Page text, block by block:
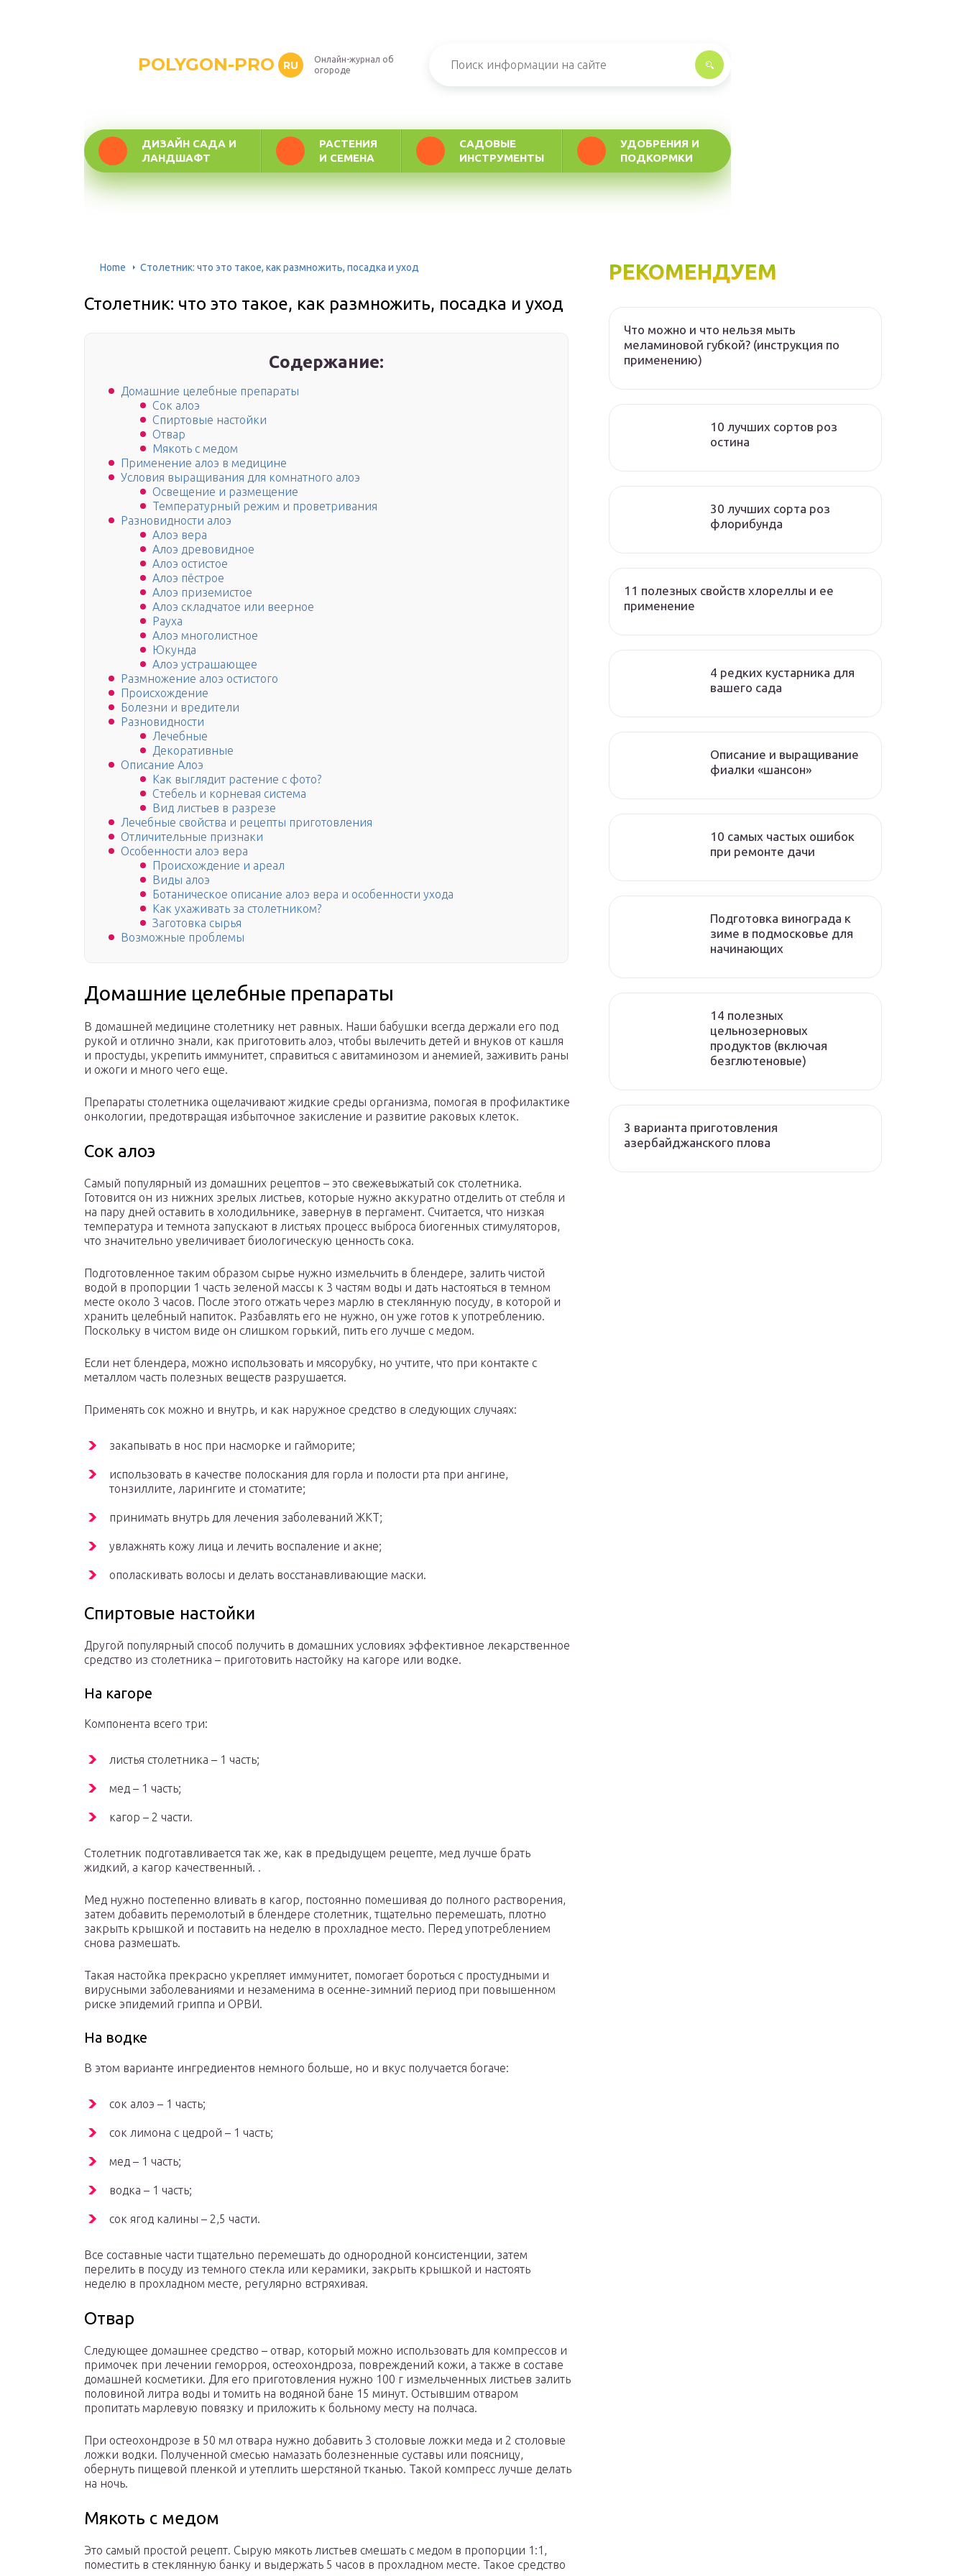
POLYGON-PRO RU
Онлайн-журнал об
огороде
ДИЗАЙН САДА И
ЛАНДШАФТ
РАСТЕНИЯ
И СЕМЕНА
САДОВЫЕ
ИНСТРУМЕНТЫ
УДОБРЕНИЯ И
ПОДКОРМКИ
Home Столетник: что это такое, как размножить, посадка и уход
Столетник: что это такое, как размножить, посадка и уход
Содержание:
Домашние целебные препараты
Сок алоэ
Спиртовые настойки
Отвар
Мякоть с медом
Применение алоэ в медицине
Условия выращивания для комнатного алоэ
Освещение и размещение
Температурный режим и проветривания
Разновидности алоэ
Алоэ вера
Алоэ древовидное
Алоэ остистое
Алоэ пёстрое
Алоэ приземистое
Алоэ складчатое или веерное
Рауха
Алоэ многолистное
Юкунда
Алоэ устрашающее
Размножение алоэ остистого
Происхождение
Болезни и вредители
Разновидности
Лечебные
Декоративные
Описание Алоэ
Как выглядит растение с фото?
Стебель и корневая система
Вид листьев в разрезе
Лечебные свойства и рецепты приготовления
Отличительные признаки
Особенности алоэ вера
Происхождение и ареал
Виды алоэ
Ботаническое описание алоэ вера и особенности ухода
Как ухаживать за столетником?
Заготовка сырья
Возможные проблемы
Домашние целебные препараты
В домашней медицине столетнику нет равных. Наши бабушки всегда держали его под
рукой и отлично знали, как приготовить алоэ, чтобы вылечить детей и внуков от кашля
и простуды, укрепить иммунитет, справиться с авитаминозом и анемией, заживить раны
и ожоги и много чего еще.
Препараты столетника ощелачивают жидкие среды организма, помогая в профилактике
онкологии, предотвращая избыточное закисление и развитие раковых клеток.
Сок алоэ
Самый популярный из домашних рецептов – это свежевыжатый сок столетника.
Готовится он из нижних зрелых листьев, которые нужно аккуратно отделить от стебля и
на пару дней оставить в холодильнике, завернув в пергамент. Считается, что низкая
температура и темнота запускают в листьях процесс выброса биогенных стимуляторов,
что значительно увеличивает биологическую ценность сока.
Подготовленное таким образом сырье нужно измельчить в блендере, залить чистой
водой в пропорции 1 часть зеленой массы к 3 частям воды и дать настояться в темном
месте около 3 часов. После этого отжать через марлю в стеклянную посуду, в которой и
хранить целебный напиток. Разбавлять его не нужно, он уже готов к употреблению.
Поскольку в чистом виде он слишком горький, пить его лучше с медом.
Если нет блендера, можно использовать и мясорубку, но учтите, что при контакте с
металлом часть полезных веществ разрушается.
Применять сок можно и внутрь, и как наружное средство в следующих случаях:
закапывать в нос при насморке и гайморите;
использовать в качестве полоскания для горла и полости рта при ангине,
тонзиллите, ларингите и стоматите;
принимать внутрь для лечения заболеваний ЖКТ;
увлажнять кожу лица и лечить воспаление и акне;
ополаскивать волосы и делать восстанавливающие маски.
Спиртовые настойки
Другой популярный способ получить в домашних условиях эффективное лекарственное
средство из столетника – приготовить настойку на кагоре или водке.
На кагоре
Компонента всего три:
листья столетника – 1 часть;
мед – 1 часть;
кагор – 2 части.
Столетник подготавливается так же, как в предыдущем рецепте, мед лучше брать
жидкий, а кагор качественный. .
Мед нужно постепенно вливать в кагор, постоянно помешивая до полного растворения,
затем добавить перемолотый в блендере столетник, тщательно перемешать, плотно
закрыть крышкой и поставить на неделю в прохладное место. Перед употреблением
снова размешать.
Такая настойка прекрасно укрепляет иммунитет, помогает бороться с простудными и
вирусными заболеваниями и незаменима в осенне-зимний период при повышенном
риске эпидемий гриппа и ОРВИ.
На водке
В этом варианте ингредиентов немного больше, но и вкус получается богаче:
сок алоэ – 1 часть;
сок лимона с цедрой – 1 часть;
мед – 1 часть;
водка – 1 часть;
сок ягод калины – 2,5 части.
Все составные части тщательно перемешать до однородной консистенции, затем
перелить в посуду из темного стекла или керамики, закрыть крышкой и настоять
неделю в прохладном месте, регулярно встряхивая.
Отвар
Следующее домашнее средство – отвар, который можно использовать для компрессов и
примочек при лечении геморроя, остеохондроза, повреждений кожи, а также в составе
домашней косметики. Для его приготовления нужно 100 г измельченных листьев залить
половиной литра воды и томить на водяной бане 15 минут. Остывшим отваром
пропитать марлевую повязку и приложить к больному месту на полчаса.
При остеохондрозе в 50 мл отвара нужно добавить 3 столовые ложки меда и 2 столовые
ложки водки. Полученной смесью намазать болезненные суставы или поясницу,
обернуть пищевой пленкой и утеплить шерстяной тканью. Такой компресс лучше делать
на ночь.
Мякоть с медом
Это самый простой рецепт. Сырую мякоть листьев смешать с медом в пропорции 1:1,
поместить в стеклянную банку и выдержать 5 часов в прохладном месте. Такое средство
РЕКОМЕНДУЕМ
Что можно и что нельзя мыть
меламиновой губкой? (инструкция по
применению)
10 лучших сортов роз
остина
30 лучших сорта роз
флорибунда
11 полезных свойств хлореллы и ее
применение
4 редких кустарника для
вашего сада
Описание и выращивание
фиалки «шансон»
10 самых частых ошибок
при ремонте дачи
Подготовка винограда к
зиме в подмосковье для
начинающих
14 полезных
цельнозерновых
продуктов (включая
безглютеновые)
3 варианта приготовления
азербайджанского плова